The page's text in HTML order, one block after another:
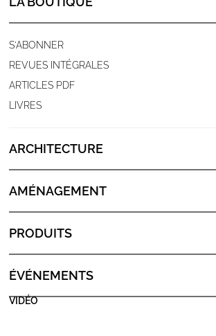
S'ABONNER
REVUES INTÉGRALES
ARTICLES PDF
LIVRES
ARCHITECTURE
AMÉNAGEMENT
PRODUITS
ÉVÉNEMENTS
VIDÉO